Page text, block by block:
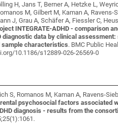
H, Jans T, Berner A, Hetzke L,
M, Gilbert M, Kaman A, Ravens-
J, Grau A, Schäfer A, Fiessler C,
INTEGRATE-ADHD - comparison
diagnostic data by clinical assessment:
sample characteristics. BMC Public
10.1186/s12889-026-26569-0
S, Romanos M, Kaman A, Ravens-
psychosocial factors associated
diagnosis - results from the